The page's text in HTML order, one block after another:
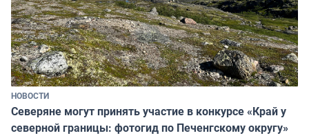
НОВОСТИ
Северяне могут принять участие в конкурсе «Край у
северной границы: фотогид по Печенгскому округу»